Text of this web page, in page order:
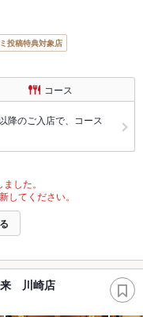
投稿特典対象店
コース
降のご入店で、コース
した。
してください。
来 川崎店